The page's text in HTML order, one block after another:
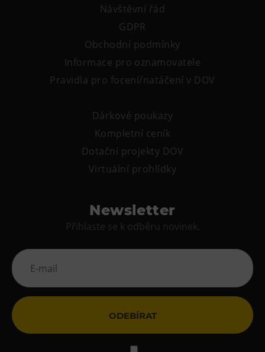
Návštěvní řád
GDPR
Obchodní podmínky
Informace pro oznamovatele
Pravidla pro focení/natáčení v DOV
Dárkové poukazy
Kompletní ceník
Dotační projekty DOV
Virtuální prohlídky
Newsletter
Přihlaste se k odběru novinek.
ODEBÍRAT